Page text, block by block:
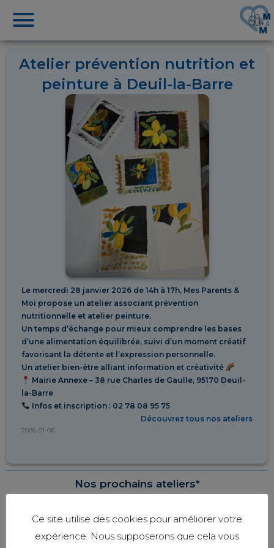
Atelier prévention nutrition et
peinture à Deuil-la-Barre
Le mercredi 28 janvier 2026 de 14h à 17h, Mes Parents &
Moi propose un atelier associant prévention
nutritionnelle et atelier peinture.
Un temps d’échange pour mieux comprendre les bases
d’une alimentation équilibrée, suivi d’un moment créatif
favorisant la détente et l’expression personnelle.
Un atelier bien-être alliant information et créativité
Mairie Annexe – 38 rue Charles de Gaulle, 95170 Deuil-
la-Barre
Infos et inscription : 02 78 08 95 75
Découvrez tous nos ateliers
2026-01-06
Nos prochains ateliers*
Ce site utilise des cookies pour améliorer votre
expérience. Nous supposerons que cela vous